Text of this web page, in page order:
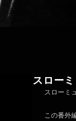
スロー
スローミ
この番外